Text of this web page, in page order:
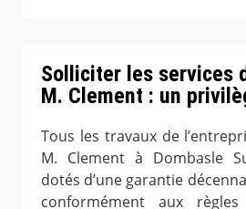
Solliciter les services
M. Clement : un
Tous les travaux de
M. Clement à Dombasle
dotés d’une garantie
conformément aux